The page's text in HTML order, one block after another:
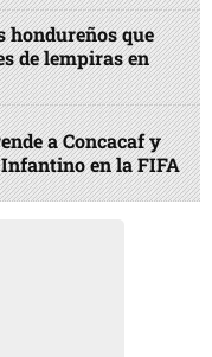
hondureños que
de lempiras en
a Concacaf y
en la FIFA